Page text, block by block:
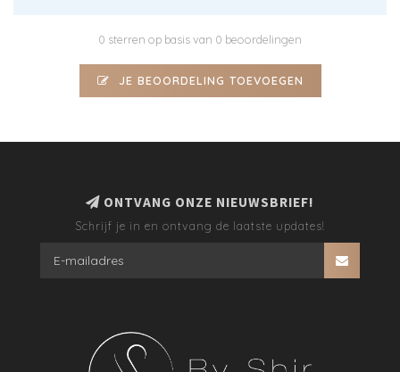
0 sterren op basis van 0 beoordelingen
JE BEOORDELING TOEVOEGEN
ONTVANG ONZE NIEUWSBRIEF!
Schrijf je in en ontvang de laatste updates!